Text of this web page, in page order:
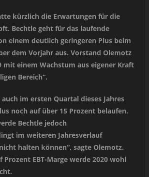
kürzlich die Erwartungen für die
Bechtle geht für das laufende
einem deutlich geringeren Plus beim
dem Vorjahr aus. Vorstand Olemotz
mit einem Wachstum aus eigener Kraft
Bereich“.
im ersten Quartal dieses Jahres
noch auf über 15 Prozent belaufen.
Bechtle jedoch
im weiteren Jahresverlauf
halten können“, sagte Olemotz.
Prozent EBT-Marge werde 2020 wohl